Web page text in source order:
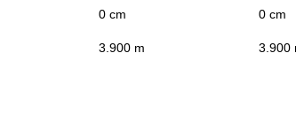
0 cm 0 cm
3.900 m 3.900